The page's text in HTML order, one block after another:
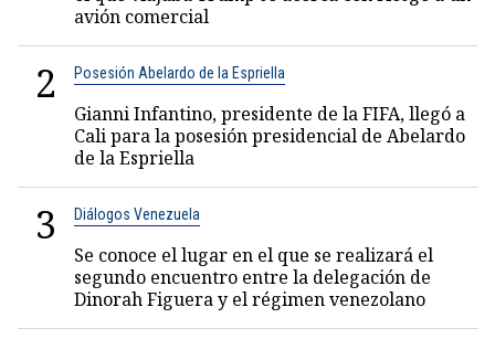
avión comercial
2 Posesión Abelardo de la Espriella
Gianni Infantino, presidente de la FIFA, llegó a
Cali para la posesión presidencial de Abelardo
de la Espriella
3 Diálogos Venezuela
Se conoce el lugar en el que se realizará el
segundo encuentro entre la delegación de
Dinorah Figuera y el régimen venezolano